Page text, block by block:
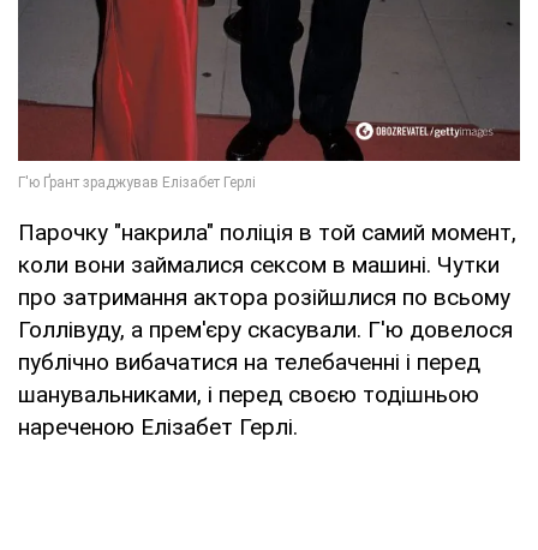
Парочку "накрила" поліція в той самий момент,
коли вони займалися сексом в машині. Чутки
про затримання актора розійшлися по всьому
Голлівуду, а прем'єру скасували. Г'ю довелося
публічно вибачатися на телебаченні і перед
шанувальниками, і перед своєю тодішньою
нареченою Елізабет Герлі.